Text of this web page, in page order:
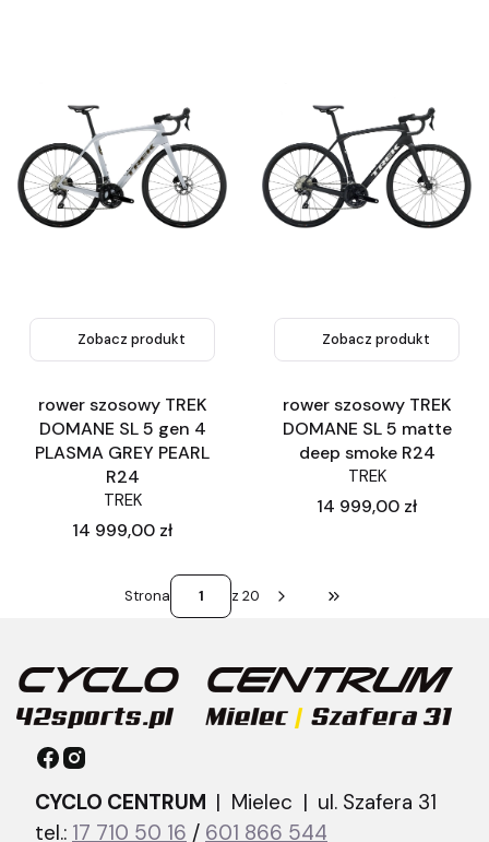
Zobacz produkt
rower szosowy TREK
DOMANE SL 5 gen 4
PLASMA GREY PEARL
R24
TREK
Cena
14 999,00 zł
Zobacz produkt
rower szosowy TREK
DOMANE SL 5 matte
deep smoke R24
TREK
Cena
14 999,00 zł
Strona z 20 Przejdź do ostatniej
CYCLO CENTRUM | Mielec | ul. Szafera 31
tel.: 17 710 50 16 / 601 866 544